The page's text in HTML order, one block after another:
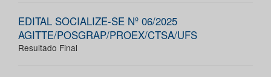
EDITAL SOCIALIZE-SE Nº 06/2025
AGITTE/POSGRAP/PROEX/CTSA/UFS
Resultado Final